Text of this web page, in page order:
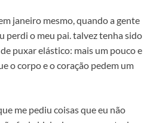
janeiro mesmo, quando a gente
perdi o meu pai. talvez tenha sido
puxar elástico: mais um pouco e
o corpo e o coração pedem um
me pediu coisas que eu não